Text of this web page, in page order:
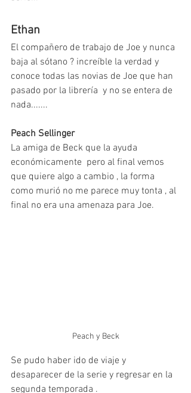
Ethan
El compañero de trabajo de Joe y nunca
baja al sótano ? increíble la verdad y
conoce todas las novias de Joe que han
pasado por la librería  y no se entera de
nada.......
Peach Sellinger
La amiga de Beck que la ayuda
económicamente  pero al final vemos
que quiere algo a cambio , la forma
como murió no me parece muy tonta , al
final no era una amenaza para Joe.
Peach y Beck
Se pudo haber ido de viaje y
desaparecer de la serie y regresar en la
segunda temporada .